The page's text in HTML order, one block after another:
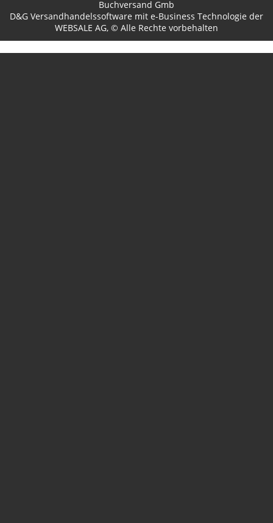
Buchversand Gmb
D&G Versandhandelssoftware mit e-Business Technologie der
WEBSALE AG, © Alle Rechte vorbehalten